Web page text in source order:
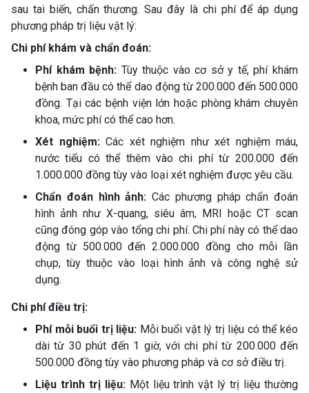
sau tai biến, chấn thương. Sau đây là chi phí để áp dụng
phương pháp trị liệu vật lý:
Chi phí khám và chẩn đoán:
Phí khám bệnh: Tùy thuộc vào cơ sở y tế, phí khám
bệnh ban đầu có thể dao động từ 200.000 đến 500.000
đồng. Tại các bệnh viện lớn hoặc phòng khám chuyên
khoa, mức phí có thể cao hơn.
Xét nghiệm: Các xét nghiệm như xét nghiệm máu,
nước tiểu có thể thêm vào chi phí từ 200.000 đến
1.000.000 đồng tùy vào loại xét nghiệm được yêu cầu.
Chẩn đoán hình ảnh: Các phương pháp chẩn đoán
hình ảnh như X-quang, siêu âm, MRI hoặc CT scan
cũng đóng góp vào tổng chi phí. Chi phí này có thể dao
động từ 500.000 đến 2.000.000 đồng cho mỗi lần
chụp, tùy thuộc vào loại hình ảnh và công nghệ sử
dụng.
Chi phí điều trị:
Phí mỗi buổi trị liệu: Mỗi buổi vật lý trị liệu có thể kéo
dài từ 30 phút đến 1 giờ, với chi phí từ 200.000 đến
500.000 đồng tùy vào phương pháp và cơ sở điều trị.
Liệu trình trị liệu: Một liệu trình vật lý trị liệu thường